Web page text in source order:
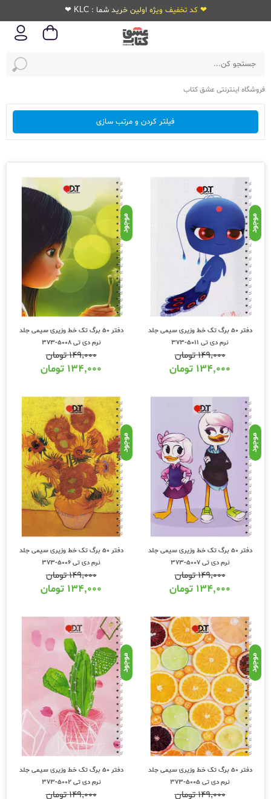
❤ کد تخفیف ویژه اولین خرید شما : KLC ❤
فروشگاه اینترنتی عشق کتاب
فیلتر کردن و مرتب سازی
موجود
دفتر 50 برگ تک خط وزیری سیمی جلد
نرم دی تی 5011-373
۱۴۹,۰۰۰تومان
۱۳۴,۰۰۰ تومان
موجود
دفتر 50 برگ تک خط وزیری سیمی جلد
نرم دی تی 5008-373
۱۴۹,۰۰۰تومان
۱۳۴,۰۰۰ تومان
موجود
دفتر 50 برگ تک خط وزیری سیمی جلد
نرم دی تی 5007-373
۱۴۹,۰۰۰تومان
۱۳۴,۰۰۰ تومان
موجود
دفتر 50 برگ تک خط وزیری سیمی جلد
نرم دی تی 5006-373
۱۴۹,۰۰۰تومان
۱۳۴,۰۰۰ تومان
موجود
دفتر 50 برگ تک خط وزیری سیمی جلد
نرم دی تی 5005-373
۱۴۹,۰۰۰تومان
موجود
دفتر 50 برگ تک خط وزیری سیمی جلد
نرم دی تی 5002-373
۱۴۹,۰۰۰تومان